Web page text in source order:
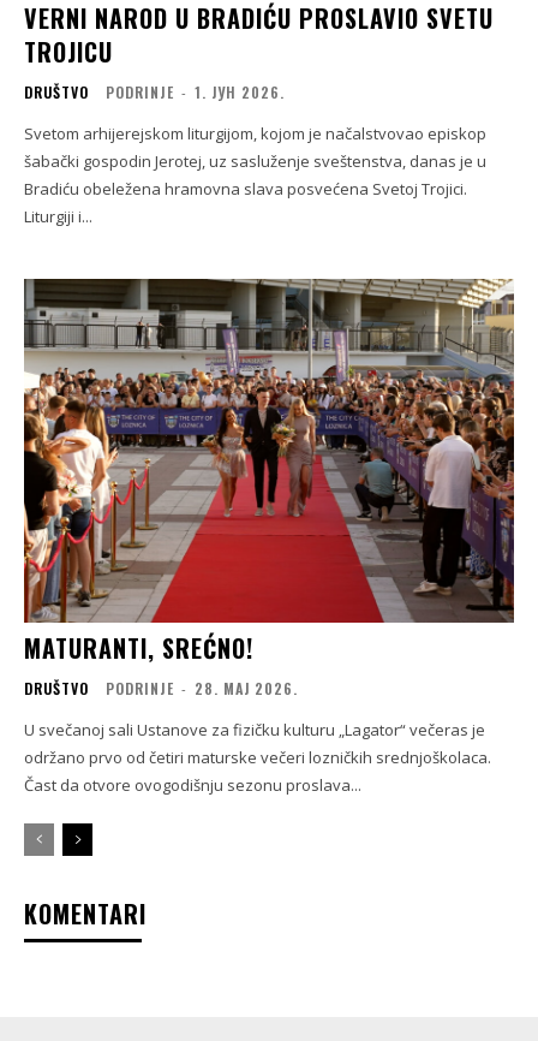
VERNI NAROD U BRADIĆU PROSLAVIO SVETU
TROJICU
DRUŠTVO PODRINJE - 1. ЈУН 2026.
Svetom arhijerejskom liturgijom, kojom je načalstvovao episkop
šabački gospodin Jerotej, uz sasluženje sveštenstva, danas je u
Bradiću obeležena hramovna slava posvećena Svetoj Trojici.
Liturgiji i...
MATURANTI, SREĆNO!
DRUŠTVO PODRINJE - 28. МАЈ 2026.
U svečanoj sali Ustanove za fizičku kulturu „Lagator“ večeras je
održano prvo od četiri maturske večeri lozničkih srednjoškolaca.
Čast da otvore ovogodišnju sezonu proslava...
KOMENTARI